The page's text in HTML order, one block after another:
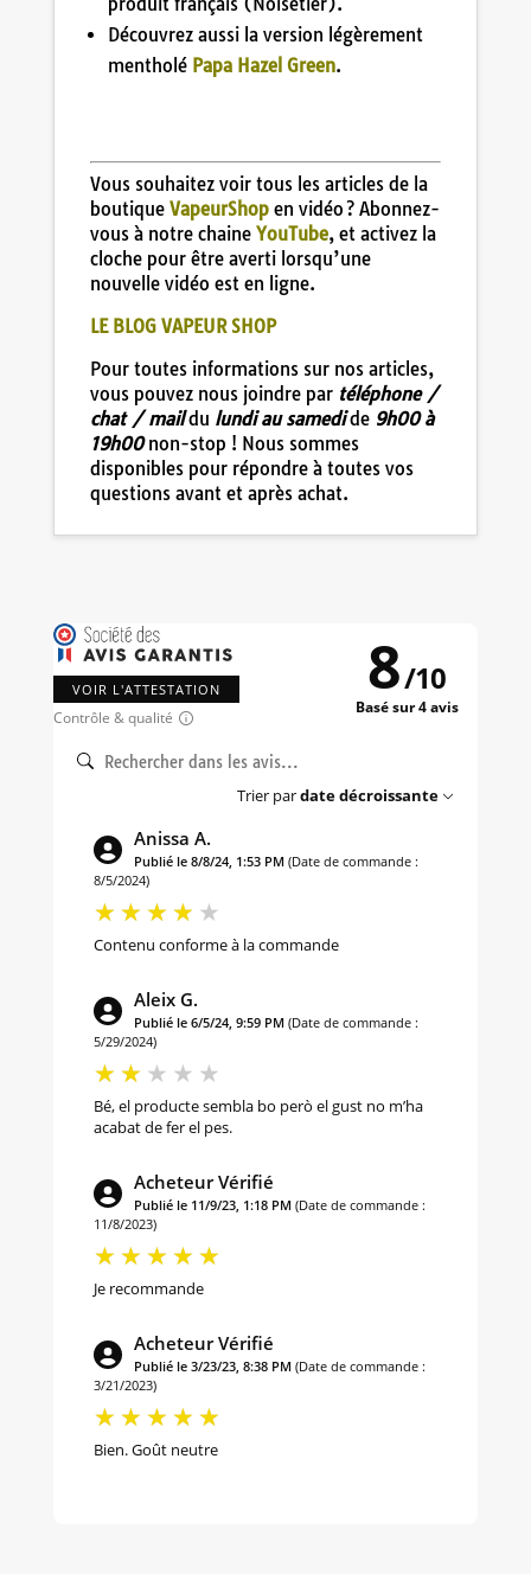
Découvrez aussi la version légèrement
mentholé Papa Hazel Green.
Vous souhaitez voir tous les articles de la
boutique VapeurShopen vidéo ? Abonnez-
vous à notre chaine YouTube, et activez la
cloche pour être averti lorsqu’une
nouvelle vidéo est en ligne.
LE BLOG VAPEUR SHOP
Pour toutes informations sur nos articles,
vous pouvez nous joindre par téléphone /
chat / maildu lundi au samedide 9h00 à
19h00non-stop ! Nous sommes
disponibles pour répondre à toutes vos
questions avant et après achat.
VOIR L'ATTESTATION
Contrôle & qualité
8/10
Basé sur 4 avis
Trier pardate décroissante
Anissa A.
Publié le 8/8/24, 1:53 PM (Date de commande :
8/5/2024)
Contenu conforme à la commande
Aleix G.
Publié le 6/5/24, 9:59 PM (Date de commande :
5/29/2024)
Bé, el producte sembla bo però el gust no m’ha
acabat de fer el pes.
Acheteur Vérifié
Publié le 11/9/23, 1:18 PM (Date de commande :
11/8/2023)
Je recommande
Acheteur Vérifié
Publié le 3/23/23, 8:38 PM (Date de commande :
3/21/2023)
Bien. Goût neutre